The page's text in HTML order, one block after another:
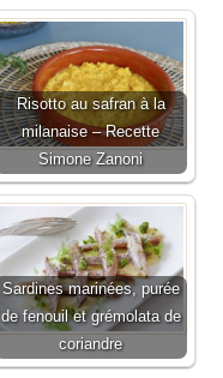
Risotto au safran à la
milanaise – Recette
Simone Zanoni
Sardines marinées, purée
de fenouil et grémolata de
coriandre